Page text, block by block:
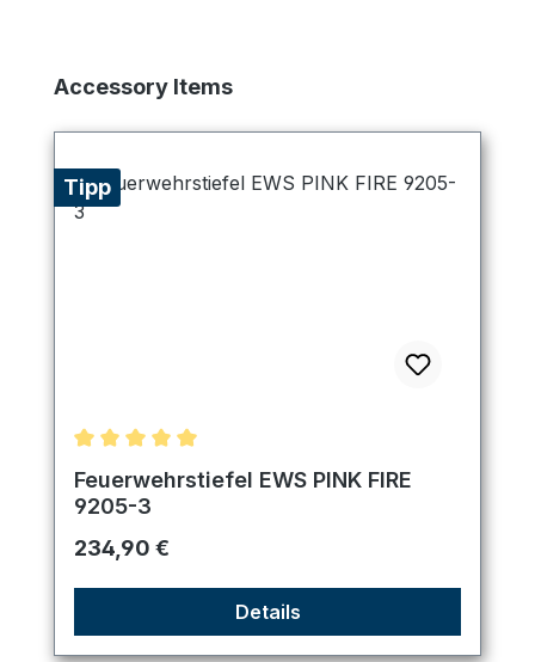
Produktgalerie überspringen
Accessory Items
Tipp
Durchschnittliche Bewertung von 5 von 5 Sternen
Feuerwehrstiefel EWS PINK FIRE
9205-3
Regulärer Preis:
234,90 €
Details